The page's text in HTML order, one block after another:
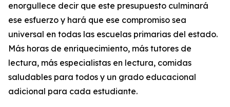
enorgullece decir que este presupuesto culminará
ese esfuerzo y hará que ese compromiso sea
universal en todas las escuelas primarias del estado.
Más horas de enriquecimiento, más tutores de
lectura, más especialistas en lectura, comidas
saludables para todos y un grado educacional
adicional para cada estudiante.